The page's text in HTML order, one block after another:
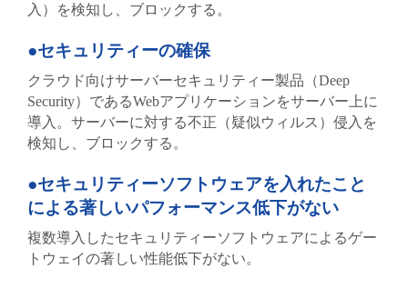
入）を検知し、ブロックする。
●セキュリティーの確保
クラウド向けサーバーセキュリティー製品（Deep
Security）であるWebアプリケーションをサーバー上に
導入。サーバーに対する不正（疑似ウィルス）侵入を
検知し、ブロックする。
●セキュリティーソフトウェアを入れたこと
による著しいパフォーマンス低下がない
複数導入したセキュリティーソフトウェアによるゲー
トウェイの著しい性能低下がない。